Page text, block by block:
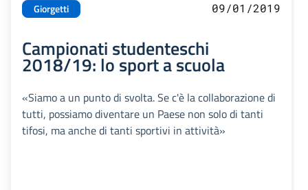
Giorgetti 09/01/2019
Campionati studenteschi
2018/19: lo sport a scuola
«Siamo a un punto di svolta. Se c'è la collaborazione di
tutti, possiamo diventare un Paese non solo di tanti
tifosi, ma anche di tanti sportivi in attività»